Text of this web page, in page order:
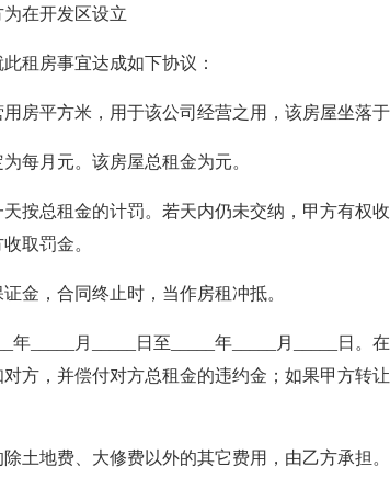
在开发区设立
租房事宜达成如下协议：
房平方米，用于该公司经营之用，该房屋坐落于
每月元。该房屋总租金为元。
按总租金的计罚。若天内仍未交纳，甲方有权
取罚金。
金，合同终止时，当作房租冲抵。
年_____月_____日至_____年_____月_____日。
方，并偿付对方总租金的违约金；如果甲方转
土地费、大修费以外的其它费用，由乙方承担。